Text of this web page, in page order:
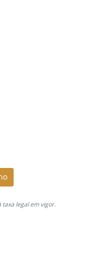
taxa legal em vigor.